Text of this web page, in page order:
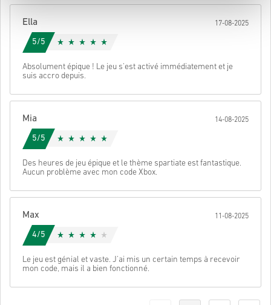
accéder à ton code.
Ella 17-08-2025
5/5
Absolument épique ! Le jeu s'est activé immédiatement et je
suis accro depuis.
Mia 14-08-2025
5/5
Des heures de jeu épique et le thème spartiate est fantastique.
Aucun problème avec mon code Xbox.
Max 11-08-2025
4/5
Le jeu est génial et vaste. J'ai mis un certain temps à recevoir
mon code, mais il a bien fonctionné.